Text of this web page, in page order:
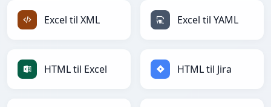
Excel til XML Excel til YAML
HTML til Excel HTML til Jira